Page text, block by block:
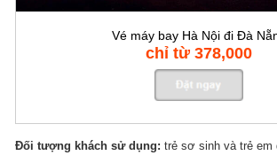
Vé máy bay Hà Nội đi Đà
chỉ từ 378,000
Đối tượng khách sử dụng: trẻ sơ sinh và trẻ em